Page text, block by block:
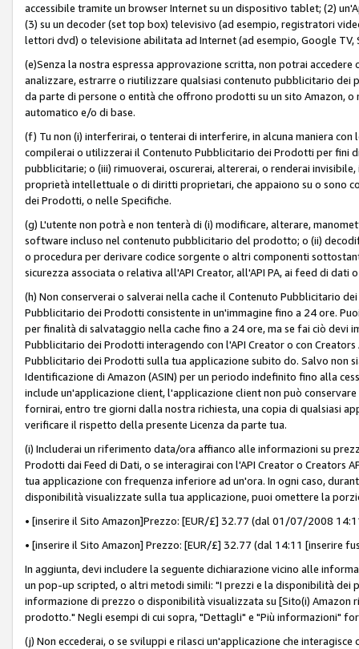
accessibile tramite un browser Internet su un dispositivo tablet; (2)
(3) su un decoder (set top box) televisivo (ad esempio, registratori
lettori dvd) o televisione abilitata ad Internet (ad esempio, Google TV,
(e)Senza la nostra espressa approvazione scritta, non potrai
analizzare, estrarre o riutilizzare qualsiasi contenuto pubblicitario
da parte di persone o entità che offrono prodotti su un sito Amazon,
automatico e/o di base.
(f) Tu non (i) interferirai, o tenterai di interferire, in alcuna maniera
compilerai o utilizzerai il Contenuto Pubblicitario dei Prodotti per
pubblicitarie; o (iii) rimuoverai, oscurerai, altererai, o renderai
proprietà intellettuale o di diritti proprietari, che appaiono su o sono
dei Prodotti, o nelle Specifiche.
(g) L'utente non potrà e non tenterà di (i) modificare, alterare,
software incluso nel contenuto pubblicitario del prodotto; o (ii)
o procedura per derivare codice sorgente o altri componenti
sicurezza associata o relativa all'API Creator, all'API PA, ai feed di
(h) Non conserverai o salverai nella cache il Contenuto Pubblicitario
Pubblicitario dei Prodotti consistente in un'immagine fino a 24 ore.
per finalità di salvataggio nella cache fino a 24 ore, ma se fai ciò
Pubblicitario dei Prodotti interagendo con l'API Creator o con
Pubblicitario dei Prodotti sulla tua applicazione subito do. Salvo non
Identificazione di Amazon (ASIN) per un periodo indefinito fino alla
include un'applicazione client, l'applicazione client non può
fornirai, entro tre giorni dalla nostra richiesta, una copia di qualsiasi
verificare il rispetto della presente Licenza da parte tua.
(i) Includerai un riferimento data/ora affianco alle informazioni su
Prodotti dai Feed di Dati, o se interagirai con l'API Creator o Creators
tua applicazione con frequenza inferiore ad un'ora. In ogni caso,
disponibilità visualizzate sulla tua applicazione, puoi omettere la
• [inserire il Sito Amazon]Prezzo: [EUR/£] 32.77 (dal 01/07/2008
• [inserire il Sito Amazon] Prezzo: [EUR/£] 32.77 (dal 14:11 [inserire
In aggiunta, devi includere la seguente dichiarazione vicino alle
un pop-up scripted, o altri metodi simili: "I prezzi e la disponibilità
informazione di prezzo o disponibilità visualizzata su [Sito(i)
prodotto." Negli esempi di cui sopra, "Dettagli" e "Più informazioni"
(j) Non eccederai, o se sviluppi e rilasci un'applicazione che interagisce